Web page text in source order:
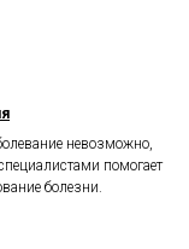
невозможно,
помогает
болезни.